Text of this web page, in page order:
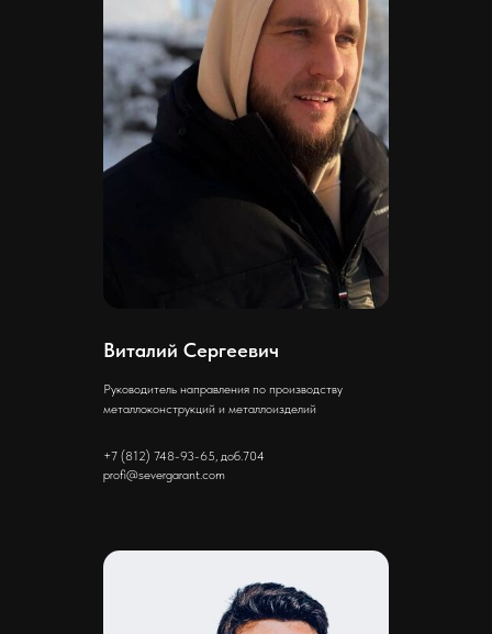
Виталий Сергеевич
Руководитель направления по производству
металлоконструкций и металлоизделий
+7 (812) 748-93-65, доб.704
profi@severgarant.com